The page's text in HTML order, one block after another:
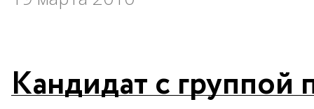
Кандидат с группой